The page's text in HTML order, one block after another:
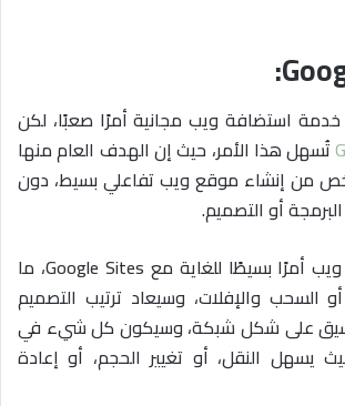
استضافة ويب مجانية أمرًا صعبًا، لكن
تُسهل هذا الأمر، حيث إن الهدف العام منها
من إنشاء موقع ويب تفاعلي بسيط، دون
أو التصميم.
يُعتبر إنشاء موقع ويب أمرًا بسيطًا للغاية مع Google Sites، ما
السحب والإفلات، وسيعاد ترتيب التصميم
على شكل شبكة، وسيكون كل شيء في
يسهل النقل، أو تغيير الحجم، أو إعادة